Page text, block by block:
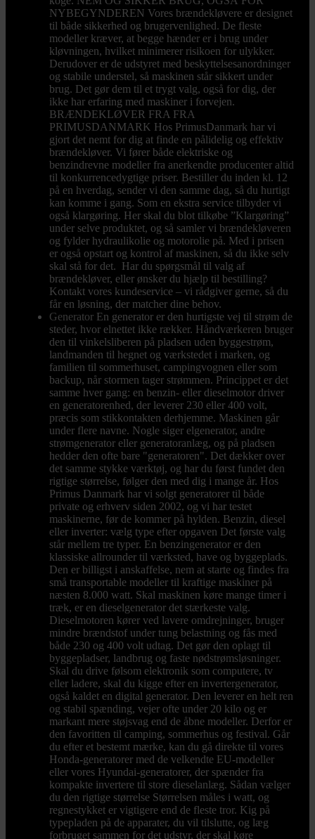
NYBEGYNDEREN Vores brændekløvere er designet
til både sikkerhed og brugervenlighed. De fleste
modeller kræver, at begge hænder er i brug under
kløvningen, hvilket minimerer risikoen for ulykker.
Derudover er de udstyret med beskyttelsesanordninger
og stabile understel, så maskinen står sikkert under
brug. Det gør dem til et trygt valg, også for dig, der
ikke har erfaring med maskiner i forvejen.
BRÆNDEKLØVER FRA FRA
PRIMUSDANMARK Hos PrimusDanmark har vi
gjort det nemt for dig at finde en pålidelig og effektiv
brændekløver. Vi fører både elektriske og
benzindrevne modeller fra anerkendte producenter altid
til konkurrencedygtige priser. Bestiller du inden kl. 12
på en hverdag, sender vi den samme dag, så du hurtigt
kan komme i gang. Som en ekstra service tilbyder vi
også klargøring. Her skal du blot tilkøbe ”Klargøring”
under selve produktet, og så samler vi brændekløveren
og fylder hydraulikolie og motorolie på. Med i prisen
er også opstart og kontrol af maskinen, så du ikke selv
skal stå for det. Har du spørgsmål til valg af
brændekløver, eller ønsker du hjælp til bestilling?
Kontakt vores kundeservice – vi rådgiver gerne, så du
får en løsning, der matcher dine behov.
Generator En generator er den hurtigste vej til strøm de
steder, hvor elnettet ikke rækker. Håndværkeren bruger
den til vinkelsliberen på pladsen uden byggestrøm,
landmanden til hegnet og værkstedet i marken, og
familien til sommerhuset, campingvognen eller som
backup, når stormen tager strømmen. Princippet er det
samme hver gang: en benzin- eller dieselmotor driver
en generatorenhed, der leverer 230 eller 400 volt,
præcis som stikkontakten derhjemme. Maskinen går
under flere navne. Nogle siger elgenerator, andre
strømgenerator eller generatoranlæg, og på pladsen
hedder den ofte bare "generatoren". Det dækker over
det samme stykke værktøj, og har du først fundet den
rigtige størrelse, følger den med dig i mange år. Hos
Primus Danmark har vi solgt generatorer til både
private og erhverv siden 2002, og vi har testet
maskinerne, før de kommer på hylden. Benzin, diesel
eller inverter: vælg type efter opgaven Det første valg
står mellem tre typer. En benzingenerator er den
klassiske allrounder til værksted, have og byggeplads.
Den er billigst i anskaffelse, nem at starte og findes fra
små transportable modeller til kraftige maskiner på
næsten 8.000 watt. Skal maskinen køre mange timer i
træk, er en dieselgenerator det stærkeste valg.
Dieselmotoren kører ved lavere omdrejninger, bruger
mindre brændstof under tung belastning og fås med
både 230 og 400 volt udtag. Det gør den oplagt til
byggepladser, landbrug og faste nødstrømsløsninger.
Skal du drive følsom elektronik som computere, tv
eller ladere, skal du kigge efter en invertergenerator,
også kaldet en digital generator. Den leverer en helt ren
og stabil spænding, vejer ofte under 20 kilo og er
markant mere støjsvag end de åbne modeller. Derfor er
den favoritten til camping, sommerhus og festival. Går
du efter et bestemt mærke, kan du gå direkte til vores
Honda-generatorer med de velkendte EU-modeller
eller vores Hyundai-generatorer, der spænder fra
kompakte invertere til store dieselanlæg. Sådan vælger
du den rigtige størrelse Størrelsen måles i watt, og
regnestykket er vigtigere end de fleste tror. Kig på
typepladen på de apparater, du vil tilslutte, og læg
forbruget sammen for det udstyr, der skal køre